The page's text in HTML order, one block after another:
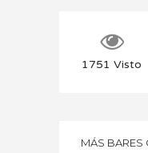
1751 Visto
MÁS BARES